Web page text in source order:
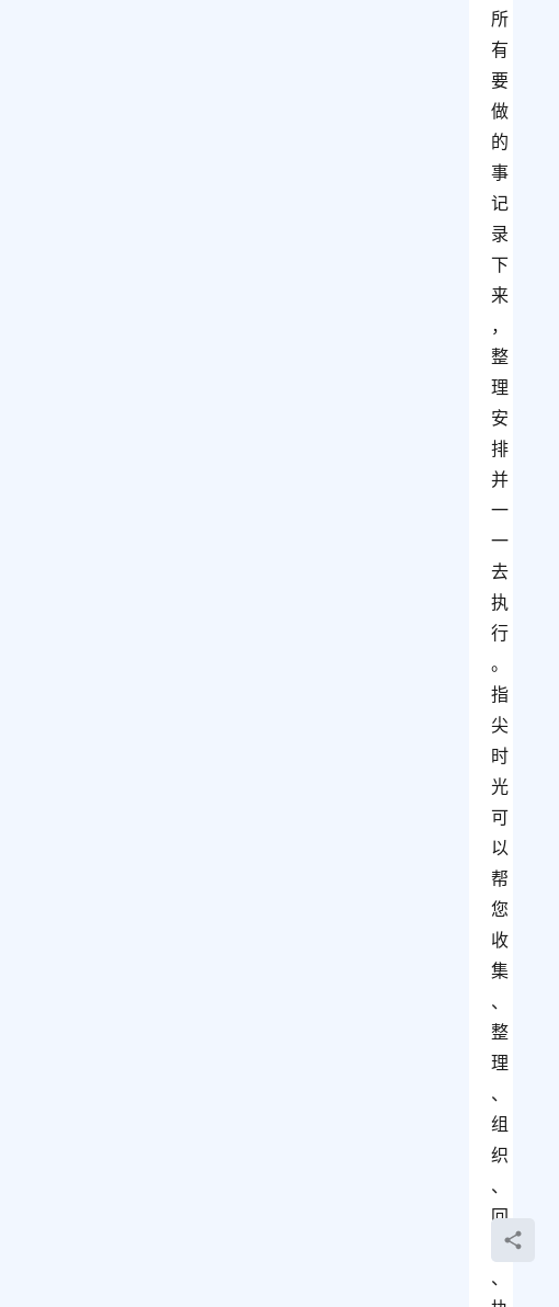
所
有
要
做
的
事
记
录
下
来
，
整
理
安
排
并
一
一
去
执
行
。
指
尖
时
光
可
以
帮
您
收
集
、
整
理
、
组
织
、
回
顾
、